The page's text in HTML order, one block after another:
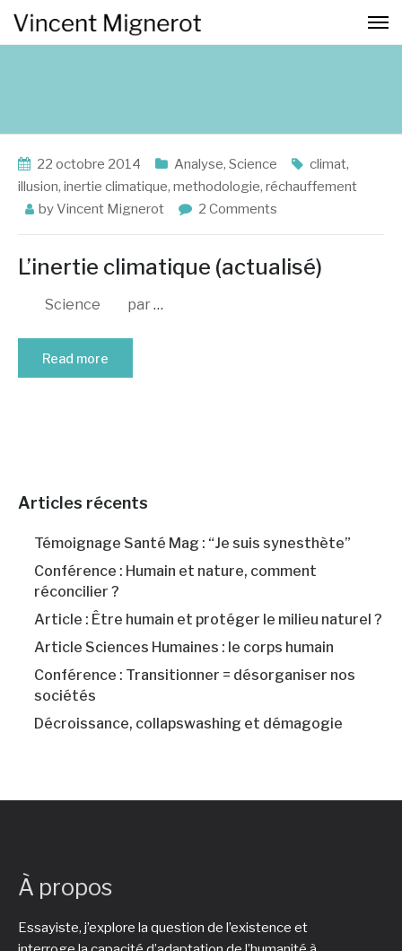
22 octobre 2014 Analyse, Science climat,
illusion, inertie climatique, methodologie, réchauffement
byVincent Mignerot 2 Comments
L’inertie climatique (actualisé)
Science par…
Read more
Articles récents
Témoignage Santé Mag : “Je suis synesthète”
Conférence : Humain et nature, comment
réconcilier ?
Article : Être humain et protéger le milieu naturel ?
Article Sciences Humaines : le corps humain
Conférence : Transitionner = désorganiser nos
sociétés
Décroissance, collapswashing et démagogie
À propos
Essayiste, j’explore la question de l’existence et